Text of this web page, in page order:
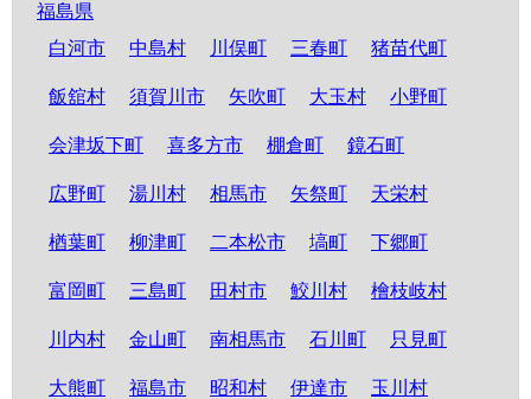
福島県
白河市
中島村 川俣町 三春町 猪苗代町
飯舘村 須賀川市 矢吹町 大玉村 小野町
会津坂下町 喜多方市 棚倉町 鏡石町
広野町 湯川村 相馬市 矢祭町 天栄村
楢葉町 柳津町 二本松市 塙町 下郷町
富岡町 三島町 田村市 鮫川村 檜枝岐村
川内村 金山町 南相馬市 石川町 只見町
大熊町 福島市 昭和村 伊達市 玉川村